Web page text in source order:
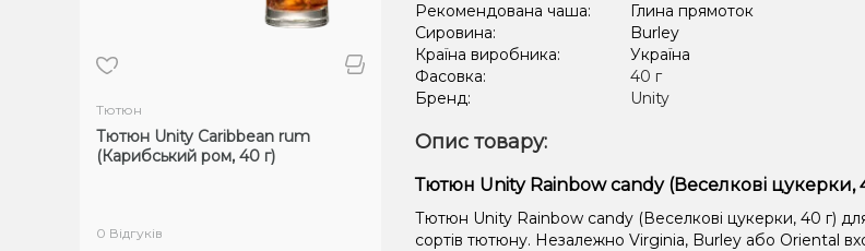
Тютюн
Тютюн Unity Caribbean rum
(Карибський ром, 40 г)
0 Відгуків
Рекомендована чаша:
Глина прямоток
Сировина:
Burley
Країна виробника:
Україна
Фасовка:
40 г
Бренд:
Unity
Опис товару:
Тютюн Unity Rainbow candy (Веселкові цукерки,
Тютюн Unity Rainbow candy (Веселкові цукерки, 40 г)
сортів тютюну. Незалежно Virginia, Burley або Oriental